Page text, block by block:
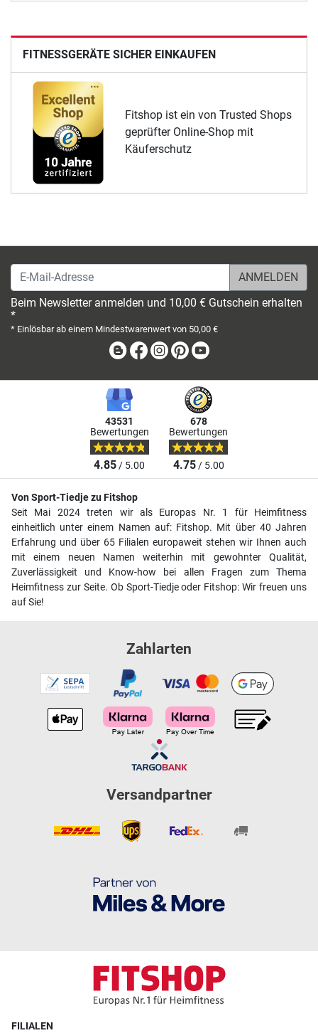
FITNESSGERÄTE SICHER EINKAUFEN
Fitshop ist ein von Trusted Shops
geprüfter Online-Shop mit
Käuferschutz
E-Mail-Adresse
Beim Newsletter anmelden und 10,00 € Gutschein erhalten
*
* Einlösbar ab einem Mindestwarenwert von 50,00 €
BlogFacebook
Instagram
Pinterest
43531
Bewertungen
4.85/ 5.00
678
Bewertungen
4.75/ 5.00
Von Sport-Tiedje zu Fitshop
Seit Mai 2024 treten wir als Europas Nr. 1 für Heimfitness
einheitlich unter einem Namen auf: Fitshop. Mit über 40 Jahren
Erfahrung und über 65 Filialen europaweit stehen wir Ihnen auch
mit einem neuen Namen weiterhin mit gewohnter Qualität,
Zuverlässigkeit und Know-how bei allen Fragen zum Thema
Heimfitness zur Seite. Ob Sport-Tiedje oder Fitshop: Wir freuen uns
auf Sie!
Zahlarten
Versandpartner
FILIALEN